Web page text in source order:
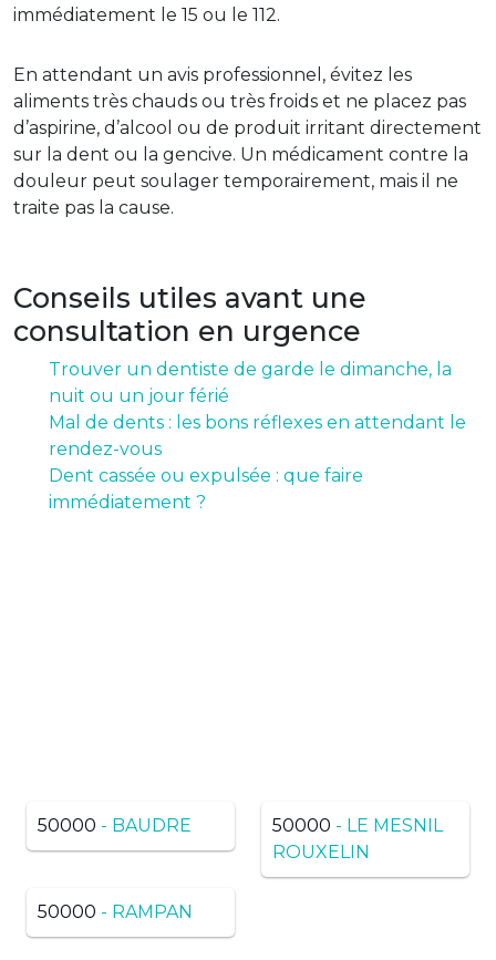
immédiatement le 15 ou le 112.
En attendant un avis professionnel, évitez les
aliments très chauds ou très froids et ne placez pas
d’aspirine, d’alcool ou de produit irritant directement
sur la dent ou la gencive. Un médicament contre la
douleur peut soulager temporairement, mais il ne
traite pas la cause.
Conseils utiles avant une
consultation en urgence
Trouver un dentiste de garde le dimanche, la
nuit ou un jour férié
Mal de dents : les bons réflexes en attendant le
rendez-vous
Dent cassée ou expulsée : que faire
immédiatement ?
50000 - BAUDRE 50000 - LE MESNIL
ROUXELIN
50000 - RAMPAN